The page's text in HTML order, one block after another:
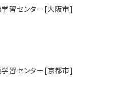
習センター[大阪市]
習センター[京都市]